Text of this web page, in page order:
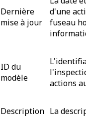
Dernière
mise à jour
d'une
fuseau
ID du
modèle
actions
Description La